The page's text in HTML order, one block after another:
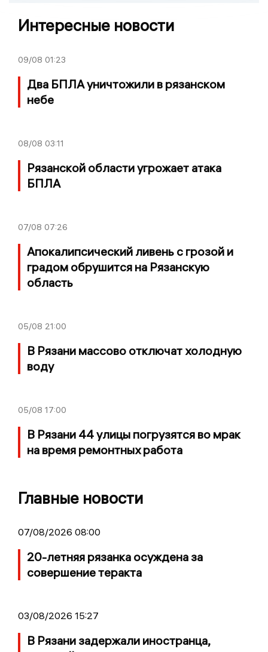
Интересные новости
09/08 01:23
Два БПЛА уничтожили в рязанском
небе
08/08 03:11
Рязанской области угрожает атака
БПЛА
07/08 07:26
Апокалипсический ливень с грозой и
градом обрушится на Рязанскую
область
05/08 21:00
В Рязани массово отключат холодную
воду
05/08 17:00
В Рязани 44 улицы погрузятся во мрак
на время ремонтных работа
Главные новости
07/08/2026 08:00
20-летняя рязанка осуждена за
совершение теракта
03/08/2026 15:27
В Рязани задержали иностранца,